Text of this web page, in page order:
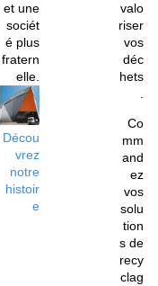
et une
sociét
é plus
fratern
elle.
Décou
vrez
notre
histoir
e
valo
riser
vos
déc
hets
Co
mm
and
ez
vos
solu
tion
s de
recy
clag